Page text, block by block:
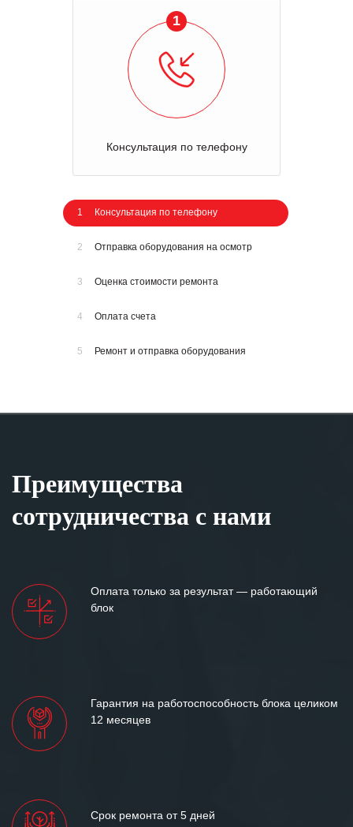
1
Консультация по телефону
1 Консультация по телефону
2 Отправка оборудования на осмотр
3 Оценка стоимости ремонта
4 Оплата счета
5 Ремонт и отправка оборудования
Преимущества
сотрудничества с нами
Оплата только за результат — работающий
блок
Гарантия на работоспособность блока целиком
12 месяцев
Срок ремонта от 5 дней